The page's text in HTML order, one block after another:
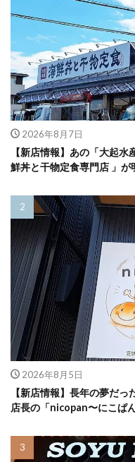
2026年8月7日
【新店情報】あの「大起
鮮丼と干物定食専門店 」
2026年8月5日
【新店情報】長年の夢だ
店長の「nicopan〜にこぱ